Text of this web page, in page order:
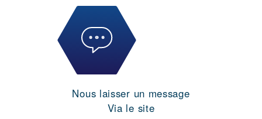
Nous laisser un message
Via le site